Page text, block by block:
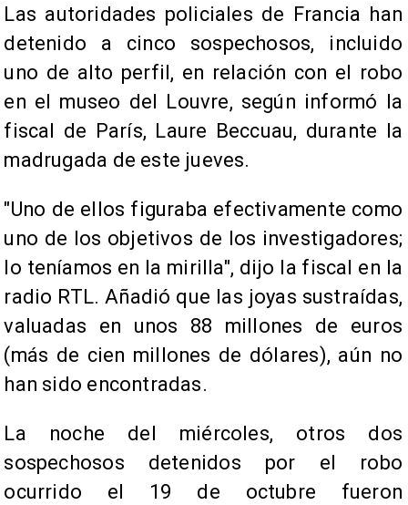
Las autoridades policiales de Francia han
detenido a cinco sospechosos, incluido
uno de alto perfil, en relación con el robo
en el museo del Louvre, según informó la
fiscal de París, Laure Beccuau, durante la
madrugada de este jueves.
"Uno de ellos figuraba efectivamente como
uno de los objetivos de los investigadores;
lo teníamos en la mirilla", dijo la fiscal en la
radio RTL. Añadió que las joyas sustraídas,
valuadas en unos 88 millones de euros
(más de cien millones de dólares), aún no
han sido encontradas.
La noche del miércoles, otros dos
sospechosos detenidos por el robo
ocurrido el 19 de octubre fueron